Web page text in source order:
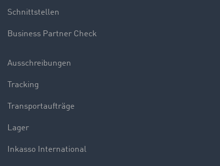
Schnittstellen
Business Partner Check
Ausschreibungen
Tracking
Transportaufträge
Lager
Inkasso International